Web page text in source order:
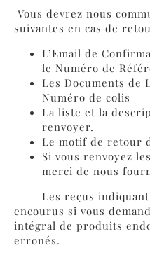
Vous devrez nous
suivantes en cas de
L’Email de
le Numéro de
Les Documents de
Numéro de colis
La liste et la
renvoyer.
Le motif de retour
Si vous renvoyez
merci de nous
Les reçus
encourus si vous
intégral de produits
erronés.